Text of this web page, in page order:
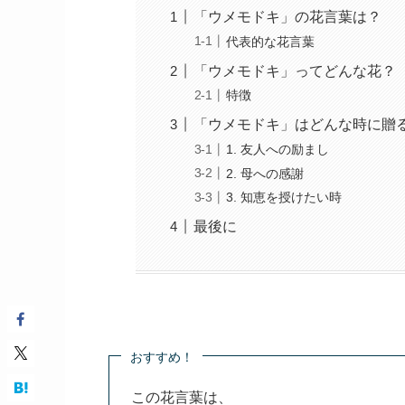
「ウメモドキ」の花言葉は？
代表的な花言葉
「ウメモドキ」ってどんな花？
特徴
「ウメモドキ」はどんな時に贈
1. 友人への励まし
2. 母への感謝
3. 知恵を授けたい時
最後に
おすすめ！
この花言葉は、